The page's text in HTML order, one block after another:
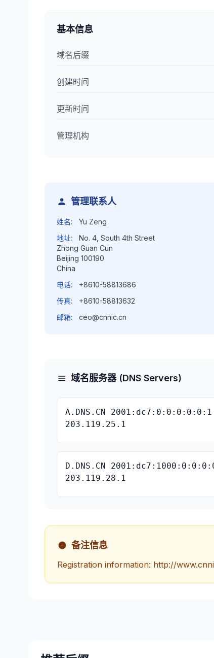
基本信息
域名后缀
创建时间
更新时间
管理机构
管理联系人
姓名:
Yu Zeng
地址:
No. 4, South 4th Street
Zhong Guan Cun
Beijing 100190
China
电话:
+8610-58813686
传真:
+8610-58813632
邮箱:
ceo@cnnic.cn
域名服务器 (DNS Servers)
A.DNS.CN 2001:dc7:0:0:0:0:0:1
203.119.25.1
D.DNS.CN
203.119.28.1
备注信息
Registration information: http://